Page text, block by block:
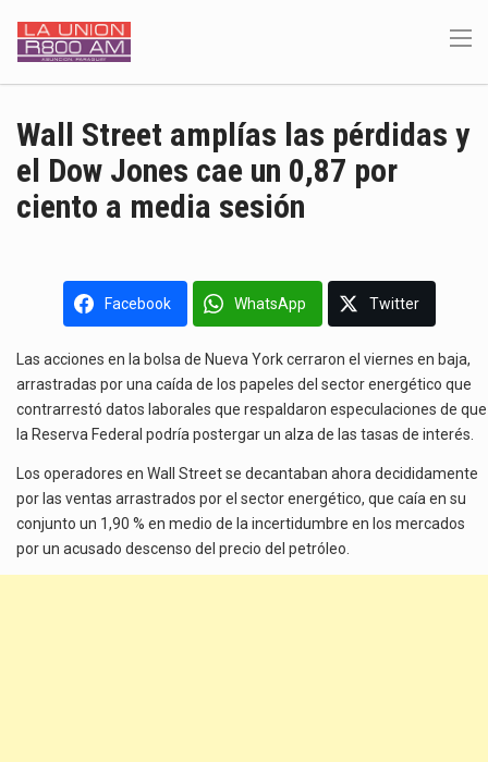
Wall Street amplías las pérdidas y
el Dow Jones cae un 0,87 por
ciento a media sesión
Facebook WhatsApp Twitter
Las acciones en la bolsa de Nueva York cerraron el viernes en baja,
arrastradas por una caída de los papeles del sector energético que
contrarrestó datos laborales que respaldaron especulaciones de que
la Reserva Federal podría postergar un alza de las tasas de interés.
Los operadores en Wall Street se decantaban ahora decididamente
por las ventas arrastrados por el sector energético, que caía en su
conjunto un 1,90 % en medio de la incertidumbre en los mercados
por un acusado descenso del precio del petróleo.